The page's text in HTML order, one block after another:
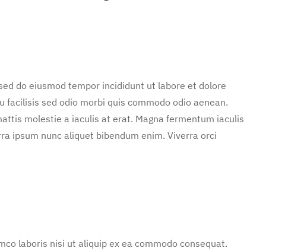
do eiusmod tempor incididunt ut labore et dolore
sed odio morbi quis commodo odio aenean.
molestie a iaculis at erat. Magna fermentum iaculis
ipsum nunc aliquet bibendum enim. Viverra orci
laboris nisi ut aliquip ex ea commodo consequat.